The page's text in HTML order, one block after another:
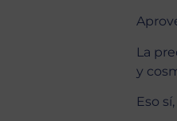
La
y
Eso